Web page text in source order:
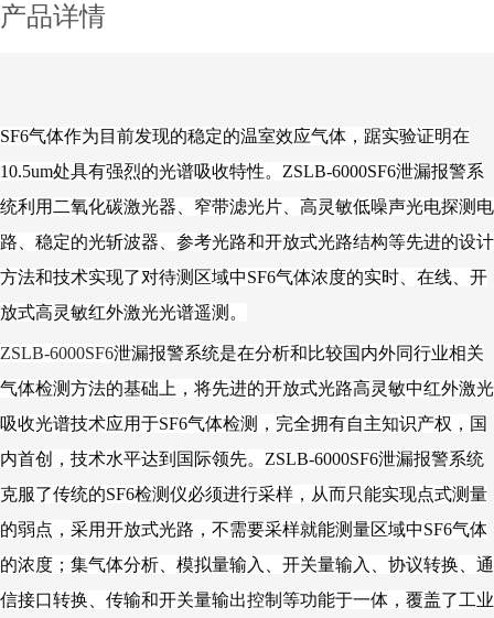
产品详情
SF6气体作为目前发现的稳定的温室效应气体，踞实验证明在
10.5um处具有强烈的光谱吸收特性。ZSLB-6000SF6泄漏报警系
统利用二氧化碳激光器、窄带滤光片、高灵敏低噪声光电探测电
路、稳定的光斩波器、参考光路和开放式光路结构等先进的设计
方法和技术实现了对待测区域中SF6气体浓度的实时、在线、开
放式高灵敏红外激光光谱遥测。
ZSLB-6000SF6泄漏报警系统是在分析和比较国内外同行业相关
气体检测方法的基础上，将先进的开放式光路高灵敏中红外激光
吸收光谱技术应用于SF6气体检测，完全拥有自主知识产权，国
内首创，技术水平达到国际领先。ZSLB-6000SF6泄漏报警系统
克服了传统的SF6检测仪必须进行采样，从而只能实现点式测量
的弱点，采用开放式光路，不需要采样就能测量区域中SF6气体
的浓度；集气体分析、模拟量输入、开关量输入、协议转换、通
信接口转换、传输和开关量输出控制等功能于一体，覆盖了工业